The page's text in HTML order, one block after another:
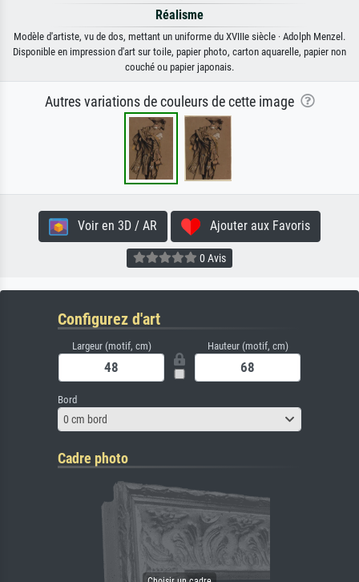
Réalisme
Modèle d'artiste, vu de dos, mettant un uniforme du XVIIIe siècle · Adolph Menzel.
Disponible en impression d'art sur toile, papier photo, carton aquarelle, papier non
couché ou papier japonais.
Autres variations de couleurs de cette image
Voir en 3D / AR Ajouter aux Favoris
0 Avis
Configurez d'art
Largeur (motif, cm) Hauteur (motif, cm)
Bord
0 cm bord
Cadre photo